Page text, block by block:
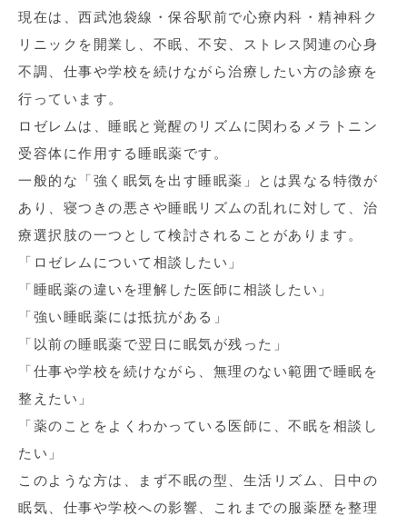
現在は、西武池袋線・保谷駅前で心療内科・精神科ク
リニックを開業し、不眠、不安、ストレス関連の心身
不調、仕事や学校を続けながら治療したい方の診療を
行っています。
ロゼレムは、睡眠と覚醒のリズムに関わるメラトニン
受容体に作用する睡眠薬です。
一般的な「強く眠気を出す睡眠薬」とは異なる特徴が
あり、寝つきの悪さや睡眠リズムの乱れに対して、治
療選択肢の一つとして検討されることがあります。
「ロゼレムについて相談したい」
「睡眠薬の違いを理解した医師に相談したい」
「強い睡眠薬には抵抗がある」
「以前の睡眠薬で翌日に眠気が残った」
「仕事や学校を続けながら、無理のない範囲で睡眠を
整えたい」
「薬のことをよくわかっている医師に、不眠を相談し
たい」
このような方は、まず不眠の型、生活リズム、日中の
眠気、仕事や学校への影響、これまでの服薬歴を整理